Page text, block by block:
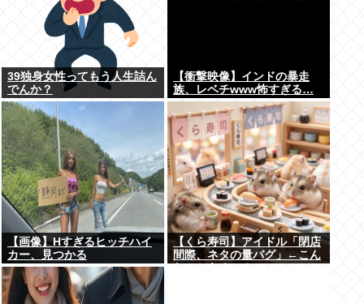
39独身女性ってもう人生詰ん
でんか？
【衝撃映像】インドの暴走
族、レベチwww怖すぎる…
【画像】Hすぎるヒッチハイ
カー、見つかる
【くら寿司】アイドル「閉店
間際、ネタの量バグ」←こん